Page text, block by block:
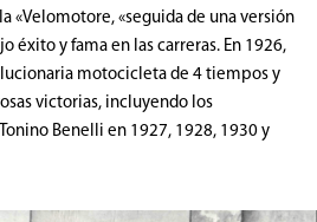
«Velomotore, «seguida de una versión
éxito y fama en las carreras. En 1926,
motocicleta de 4 tiempos y
victorias, incluyendo los
Benelli en 1927, 1928, 1930 y